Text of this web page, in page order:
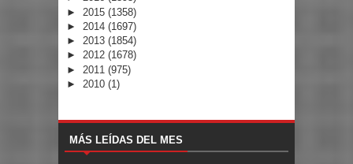
► 2015 (1358)
► 2014 (1697)
► 2013 (1854)
► 2012 (1678)
► 2011 (975)
► 2010 (1)
MÁS LEÍDAS DEL MES